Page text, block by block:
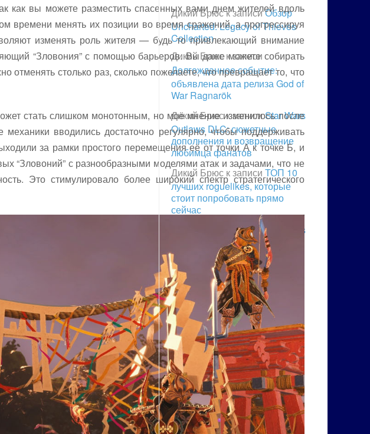
как вы можете разместить спасенных вами днем жителей вдоль
менять их позиции во время сражений, а прогрессируя
изменять роль жителя — будь то привлекающий внимание
“Зловония” с помощью барьеров. Вы даже можете собирать
столько раз, сколько пожелаете, что превращает то, что
стать слишком монотонным, но моё мнение изменилось после
вводились достаточно регулярно, чтобы поддерживать
за рамки простого перемещения её от точки А к точке Б, и
“Зловоний” с разнообразными моделями атак и задачами, что не
Это стимулировало более широкий спектр стратегического
Дикий Брюск записиОбзор
Uncharted: Legacy of Thieves
Collection
Дикий Брюск записи
Долгожданное событие:
объявлена дата релиза God of
War Ragnarök
Дикий Брюск записиStar Wars
Outlaws DLC: сюжетные
дополнения и возвращение
любимца фанатов
Дикий Брюс к записи ТОП 10
лучших roguelikes, которые
стоит попробовать прямо
сейчас
к записиStar Wars
Outlaws: революция в жанре
открытых миров 2024 года